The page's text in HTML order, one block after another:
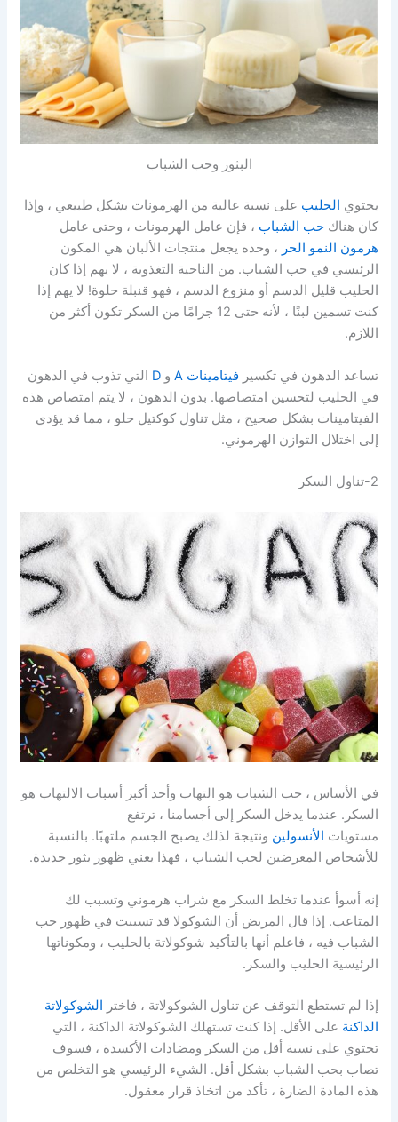
البثور وحب الشباب
يحتوي الحليب على نسبة عالية من الهرمونات بشكل طبيعي ، وإذا
كان هناكحب الشباب ، فإن عامل الهرمونات ، وحتى عامل
هرمون النمو الحر ، وحده يجعل منتجات الألبان هي المكون
الرئيسي في حب الشباب. من الناحية التغذوية ، لا يهم إذا كان
الحليب قليل الدسم أو منزوع الدسم ، فهو قنبلة حلوة! لا يهم إذا
كنت تسمين لبنًا ، لأنه حتى 12 جرامًا من السكر تكون أكثر من
اللازم.
تساعد الدهون في تكسير فيتامينات A وD التي تذوب في الدهون
في الحليب لتحسين امتصاصها. بدون الدهون ، لا يتم امتصاص هذه
الفيتامينات بشكل صحيح ، مثل تناول كوكتيل حلو ، مما قد يؤدي
إلى اختلال التوازن الهرموني.
2-تناول السكر
في الأساس ، حب الشباب هو التهاب وأحد أكبر أسباب الالتهاب هو
السكر. عندما يدخل السكر إلى أجسامنا ، ترتفع
مستويات
الأنسولين ونتيجة لذلك يصبح الجسم ملتهبًا. بالنسبة
للأشخاص المعرضين لحب الشباب ، فهذا يعني ظهور بثور جديدة.
إنه أسوأ عندما تخلط السكر مع شراب هرموني وتسبب لك
المتاعب. إذا قال المريض أن الشوكولا قد تسببت في ظهور حب
الشباب فيه ، فاعلم أنها بالتأكيد شوكولاتة بالحليب ، ومكوناتها
الرئيسية الحليب والسكر.
إذا لم تستطع التوقف عن تناول الشوكولاتة ، فاختر الشوكولاتة
الداكنة على الأقل. إذا كنت تستهلك الشوكولاتة الداكنة ، التي
تحتوي على نسبة أقل من السكر ومضادات الأكسدة ، فسوف
تصاب بحب الشباب بشكل أقل. الشيء الرئيسي هو التخلص من
هذه المادة الضارة ، تأكد من اتخاذ قرار معقول.